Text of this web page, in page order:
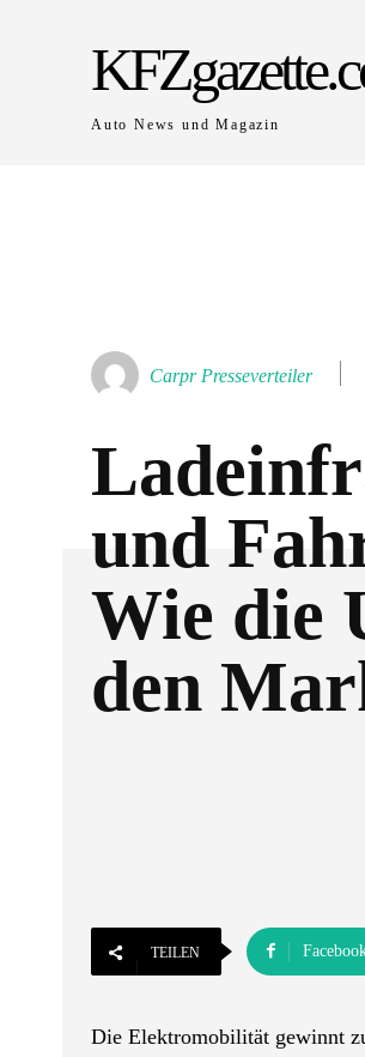
Auto News und Magazin
Carpr Presseverteiler
und
Wie die
den
TEILEN
Die Elektromobilität gewinnt